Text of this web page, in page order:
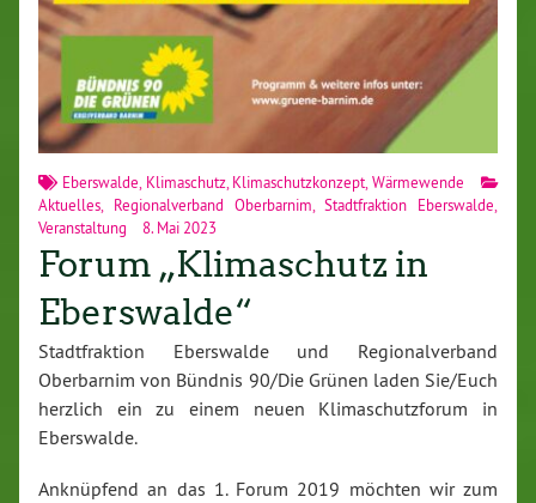
Eberswalde Klimaschutz, Klimaschutzkonzept ,Wärmewende
Aktuelles
Regionalverband Oberbarnim ,Stadtfraktion Eberswalde
Veranstaltung
8. Mai 2023
Forum „Klimaschutz in
Eberswalde“
Stadtfraktion Eberswalde und Regionalverband
Oberbarnim von Bündnis 90/Die Grünen laden Sie/Euch
herzlich ein zu einem neuen Klimaschutzforum in
Eberswalde.
Anknüpfend an das 1. Forum 2019 möchten wir zum